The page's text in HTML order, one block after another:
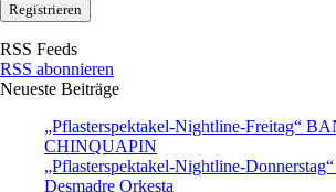
RSS Feeds
RSS abonnieren
Neueste Beiträge
„Pflasterspektakel-Nightline-Freitag“
CHINQUAPIN
„Pflasterspektakel-Nightline-
Desmadre Orkesta